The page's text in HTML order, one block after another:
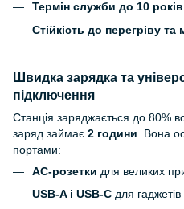
Термін служби до 10 років
Стійкість до перегріву
Швидка зарядка та
підключення
Станція заряджається до 80%
заряд займає 2 години . Вона
портами:
AC-розетки для великих
USB-A і USB-C для гаджетів